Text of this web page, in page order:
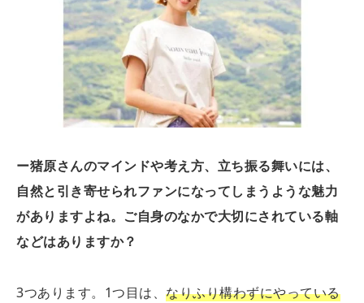
ー猪原さんのマインドや考え方、立ち振る舞いには、
自然と引き寄せられファンになってしまうような魅力
がありますよね。ご自身のなかで大切にされている軸
などはありますか？
3つあります。1つ目は、 なりふり構わずにやっている